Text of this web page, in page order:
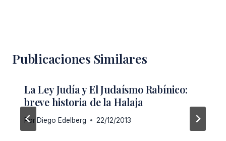
Publicaciones Similares
La Ley Judía y El Judaísmo Rabínico:
breve historia de la Halaja
Por Diego Edelberg 22/12/2013